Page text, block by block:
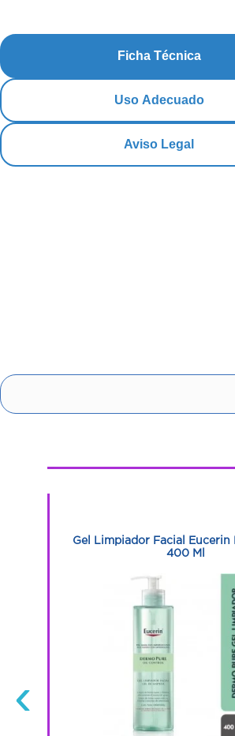
Ficha Técnica
Uso Adecuado
Aviso Legal
‹
Gel Limpiador Facial Eucerin
400 Ml